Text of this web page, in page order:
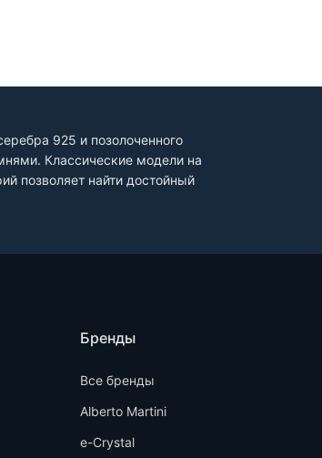
925 и позолоченного
Классические модели на
позволяет найти достойный
Бренды
Все бренды
Alberto Martini
e-Crystal